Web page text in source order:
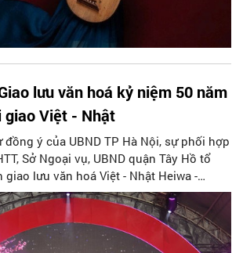
lưu văn hoá kỷ niệm 50 năm
giao Việt - Nhật
đồng ý của UBND TP Hà Nội, sự phối hợp
Sở Ngoại vụ, UBND quận Tây Hồ tổ
lưu văn hoá Việt - Nhật Heiwa -
2023, kỷ niệm 50 năm quan hệ ngoại